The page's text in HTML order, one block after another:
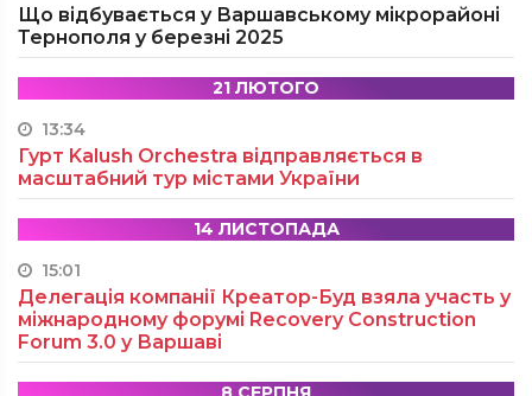
Що відбувається у Варшавському мікрорайоні
Тернополя у березні 2025
21 ЛЮТОГО
13:34
Гурт Kalush Orchestra відправляється в
масштабний тур містами України
14 ЛИСТОПАДА
15:01
Делегація компанії Креатор-Буд взяла участь у
міжнародному форумі Recovery Construction
Forum 3.0 у Варшаві